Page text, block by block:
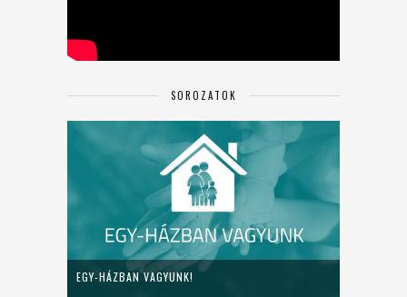
SOROZATOK
EGY-HÁZBAN VAGYUNK!